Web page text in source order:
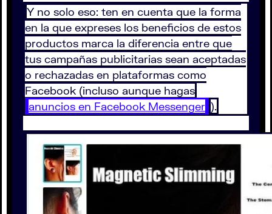
Y no solo eso: ten en cuenta que la forma
en la que expreses los beneficios de estos
productos marca la diferencia entre que
tus campañas publicitarias sean aceptadas
o rechazadas en plataformas como
Facebook (incluso aunque hagas
anuncios en Facebook Messenger ).